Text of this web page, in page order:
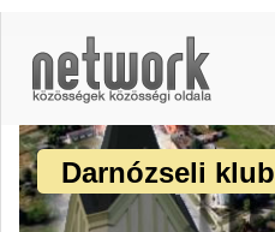
Darnózseli klub